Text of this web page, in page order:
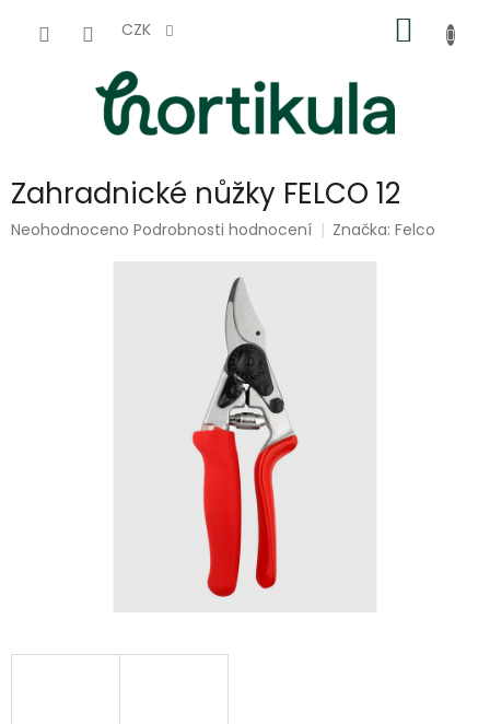
CZK
KOŠÍK
Zahradnické nůžky FELCO 12
Průměrné
Neohodnoceno Podrobnosti hodnocení Značka:Felco